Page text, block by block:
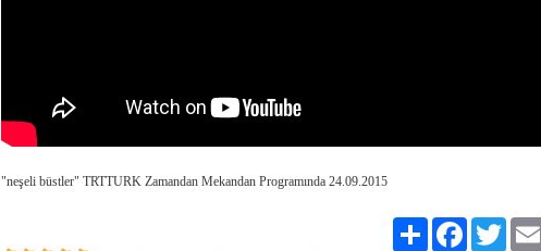
"neşeli büstler" TRTTURK Zamandan Mekandan Programında 24.09.2015
Paylaş FacebookTwitter